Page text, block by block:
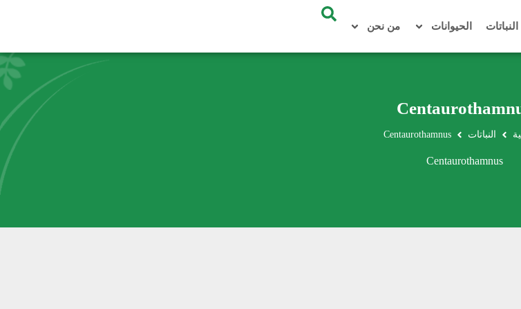
النباتات الحيوانات من نحن
النباتات Centaurothamnus
Centaurothamnus